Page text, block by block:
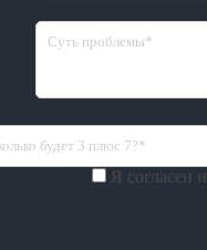
Я согласен